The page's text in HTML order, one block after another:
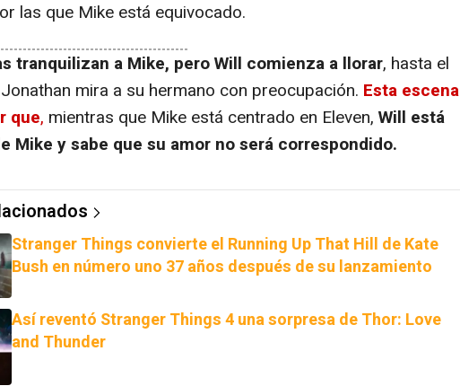
las que Mike está equivocado.
tranquilizan a Mike, pero Will comienza a llorar, hasta el
mira a su hermano con preocupación. Esta escena
que, mientras que Mike está centrado en Eleven, Will está
Mike y sabe que su amor no será correspondido.
Stranger Things convierte el Running Up That Hill de Kate
Bush en número uno 37 años después de su lanzamiento
Así reventó Stranger Things 4 una sorpresa de Thor: Love
and Thunder